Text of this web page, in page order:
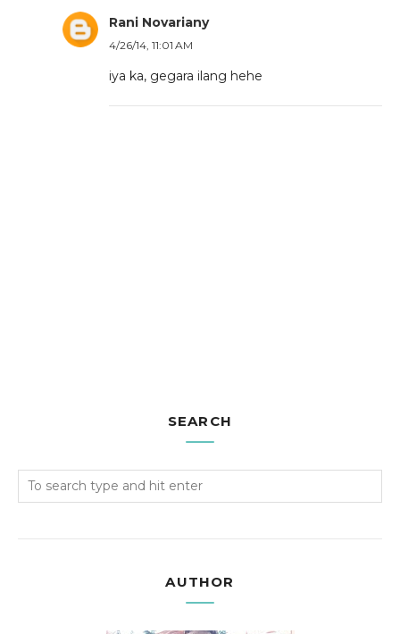
Rani Novariany
4/26/14, 11:01 AM
iya ka, gegara ilang hehe
SEARCH
AUTHOR